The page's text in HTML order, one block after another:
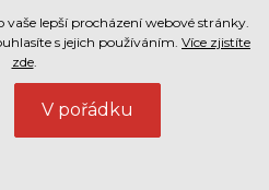
vaše lepší procházení webové stránky.
s jejich používáním. Více zjistíte
zde.
V pořádku